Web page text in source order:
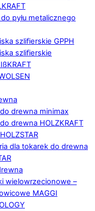
pyłu metalicznego
szlifierskie GPPH
szlifierskie
drewna minimax
drewna HOLZKRAFT
dla tokarek do drewna
wielowrzecionowe –
MAGGI